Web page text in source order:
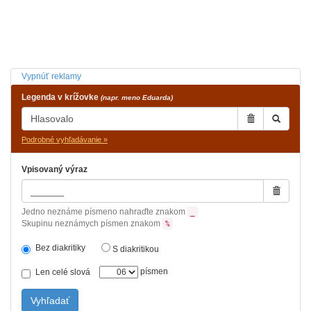
Vypnúť reklamy
Legenda v krížovke (napr. meno Eduarda)
Podrobné vyhľadávanie »
Vpisovaný výraz
Jedno neznáme písmeno nahraďte znakom
Skupinu neznámych písmen znakom %
Bez diakritiky S diakritikou
Len celé slová písmen
Vyhľadať